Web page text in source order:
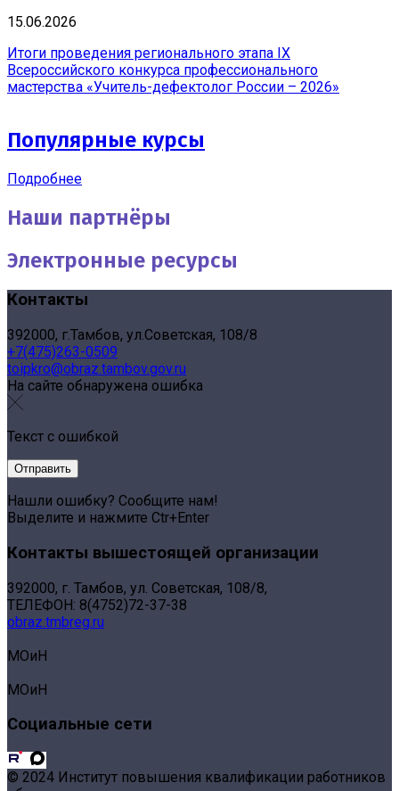
15.06.2026
Итоги проведения регионального этапа IX
Всероссийского конкурса профессионального
мастерства «Учитель-дефектолог России – 2026»
Популярные курсы
Подробнее
Наши партнёры
Электронные ресурсы
Контакты
392000, г.Тамбов, ул.Советская, 108/8
+7(475)263-0509
toipkro@obraz.tambov.gov.ru
На сайте обнаружена ошибка
Текст с ошибкой
Нашли ошибку? Сообщите нам!
Выделите и нажмите Ctr+Enter
Контакты вышестоящей организации
392000, г. Тамбов, ул. Советская, 108/8,
ТЕЛЕФОН: 8(4752)72-37-38
obraz.tmbreg.ru
МОиН
МОиН
Социальные сети
© 2024 Институт повышения квалификации работников